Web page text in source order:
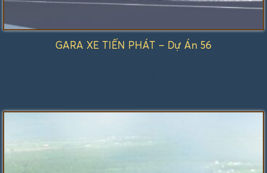
GARA XE TIẾN PHÁT – Dự Án 56
hạng